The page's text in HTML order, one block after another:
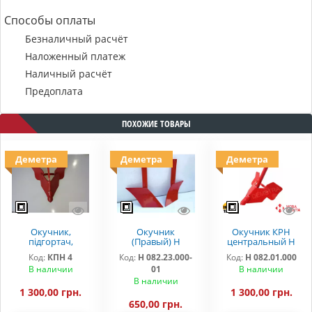
Способы оплаты
Безналичный расчёт
Наложенный платеж
Наличный расчёт
Предоплата
ПОХОЖИЕ ТОВАРЫ
Деметра
Окучник,
підгортач,
загортач КРН
Код: КПН 4
В наличии
1 300,00 грн.
Деметра
Окучник
(Правый) Н
082.23.000-01
Деметра
Код: Н 082.23.000-
01
В наличии
650,00 грн.
Деметра
Окучник КРН
центральный Н
082.01.000
"DEMETRA"
Код: Н 082.01.000
В наличии
1 300,00 грн.